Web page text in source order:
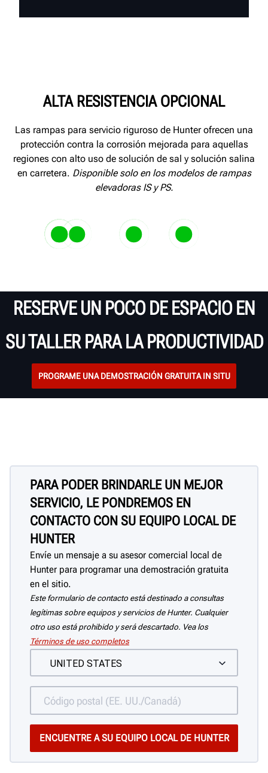
ALTA RESISTENCIA OPCIONAL
Las rampas para servicio riguroso de Hunter ofrecen una
protección contra la corrosión mejorada para aquellas
regiones con alto uso de solución de sal y solución salina
en carretera. Disponible solo en los modelos de rampas
elevadoras IS y PS.
en las pistas, rampas y bases
proporciona una segunda capa de
inoxidable resistente a la corrosión
y placas giratorias completos
las piezas de metal
no se oxidarán
pregalvanizada
RESERVE UN POCO DE ESPACIO EN
SU TALLER PARA LA PRODUCTIVIDAD
PROGRAME UNA DEMOSTRACIÓN GRATUITA IN SITU
PARA PODER BRINDARLE UN MEJOR
SERVICIO, LE PONDREMOS EN
CONTACTO CON SU EQUIPO LOCAL DE
HUNTER
Envíe un mensaje a su asesor comercial local de
Hunter para programar una demostración gratuita
en el sitio.
Este formulario de contacto está destinado a consultas
legítimas sobre equipos y servicios de Hunter. Cualquier
otro uso está prohibido y será descartado. Vea los
Términos de uso completos